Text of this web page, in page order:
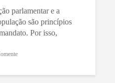
parlamentar e a
são princípios
Por isso,
de maio. Confira...